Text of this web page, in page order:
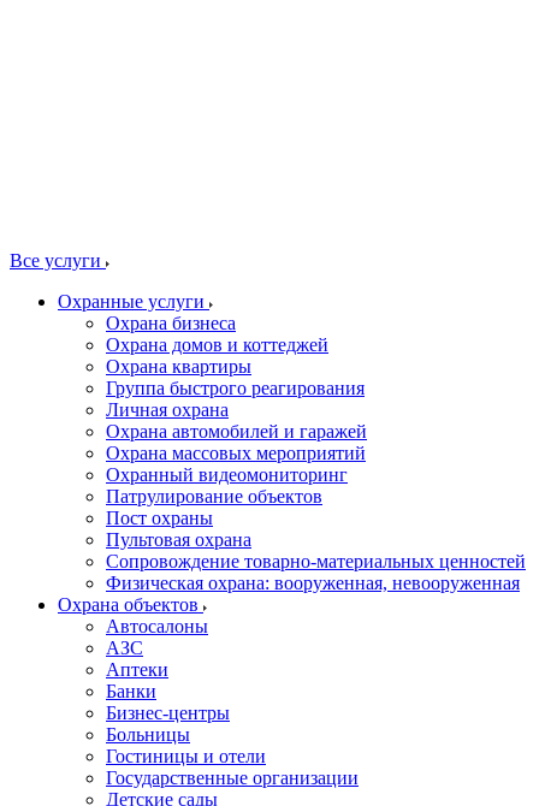
Все услуги
Охранные услуги
Охрана бизнеса
Охрана домов и коттеджей
Охрана квартиры
Группа быстрого реагирования
Личная охрана
Охрана автомобилей и гаражей
Охрана массовых мероприятий
Охранный видеомониторинг
Патрулирование объектов
Пост охраны
Пультовая охрана
Сопровождение товарно-материальных ценностей
Физическая охрана: вооруженная, невооруженная
Охрана объектов
Автосалоны
АЗС
Аптеки
Банки
Бизнес-центры
Больницы
Гостиницы и отели
Государственные организации
Детские сады